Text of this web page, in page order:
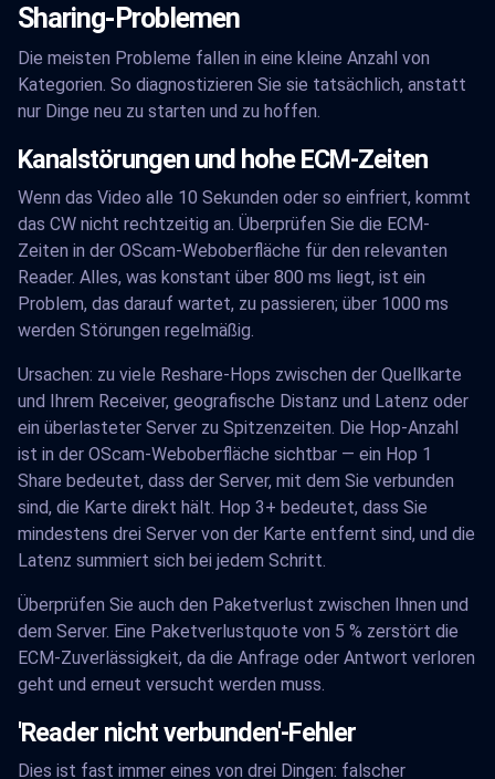
Sharing-Problemen
Die meisten Probleme fallen in eine kleine Anzahl von
Kategorien. So diagnostizieren Sie sie tatsächlich, anstatt
nur Dinge neu zu starten und zu hoffen.
Kanalstörungen und hohe ECM-Zeiten
Wenn das Video alle 10 Sekunden oder so einfriert, kommt
das CW nicht rechtzeitig an. Überprüfen Sie die ECM-
Zeiten in der OScam-Weboberfläche für den relevanten
Reader. Alles, was konstant über 800 ms liegt, ist ein
Problem, das darauf wartet, zu passieren; über 1000 ms
werden Störungen regelmäßig.
Ursachen: zu viele Reshare-Hops zwischen der Quellkarte
und Ihrem Receiver, geografische Distanz und Latenz oder
ein überlasteter Server zu Spitzenzeiten. Die Hop-Anzahl
ist in der OScam-Weboberfläche sichtbar — ein Hop 1
Share bedeutet, dass der Server, mit dem Sie verbunden
sind, die Karte direkt hält. Hop 3+ bedeutet, dass Sie
mindestens drei Server von der Karte entfernt sind, und die
Latenz summiert sich bei jedem Schritt.
Überprüfen Sie auch den Paketverlust zwischen Ihnen und
dem Server. Eine Paketverlustquote von 5 % zerstört die
ECM-Zuverlässigkeit, da die Anfrage oder Antwort verloren
geht und erneut versucht werden muss.
'Reader nicht verbunden'-Fehler
Dies ist fast immer eines von drei Dingen: falscher